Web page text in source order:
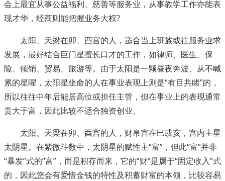
会上最宜从事公益福利、慈善等服务业，从事教学工作亦能表
现才华，经商则能把握业务大权?
太阳、天梁在卯、酉宫的人，适合当上班族或往服务业求
发展，最好结合巨门星擅长口才的工作，如律师、医生、保
险、倾销、贸易、旅游等。由于太阳是一颗昼夜奔波、从不喊
累的星曜，太阳星坐命的人在事业表现上则是“有目共睹”的，
所以往往中年后能居高位或担任主管，但在事业上的表现通常
贵大于富，因此比较不适合独资创业。
太阳、天梁在卯、酉宫的人，财帛宫在巳或亥，宫内主星
太阴星。在紫微斗数中，太阴星的赋性主“富”，但此“富”并非
“暴发”式的“富”，而是积存而来，它的“财”是属于“固定收入”式
的，因此您会有爱惜金钱的特性及积蓄财富的本领，比较容易